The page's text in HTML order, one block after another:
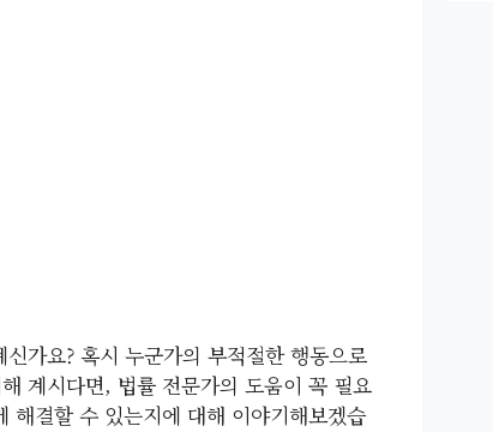
가요? 혹시 누군가의 부적절한 행동으로
계시다면, 법률 전문가의 도움이 꼭 필요
해결할 수 있는지에 대해 이야기해보겠습